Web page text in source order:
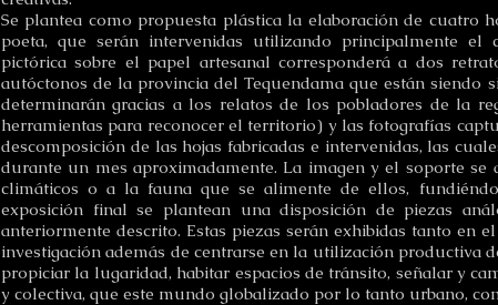
Se plantea como propuesta plástica la elaboración de cuatro
poeta, que serán intervenidas utilizando principalmente el
pictórica sobre el papel artesanal corresponderá a dos
autóctonos de la provincia del Tequendama que están siendo
determinarán gracias a los relatos de los pobladores de la
herramientas para reconocer el territorio) y las fotografías
descomposición de las hojas fabricadas e intervenidas, las
durante un mes aproximadamente. La imagen y el soporte se
climáticos o a la fauna que se alimente de ellos,
exposición final se plantean una disposición de piezas
anteriormente descrito. Estas piezas serán exhibidas tanto en
investigación además de centrarse en la utilización productiva
propiciar la lugaridad, habitar espacios de tránsito, señalar y
y colectiva, que este mundo globalizado por lo tanto urbano,